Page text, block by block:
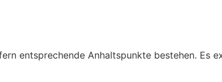
entsprechende Anhaltspunkte bestehen. Es